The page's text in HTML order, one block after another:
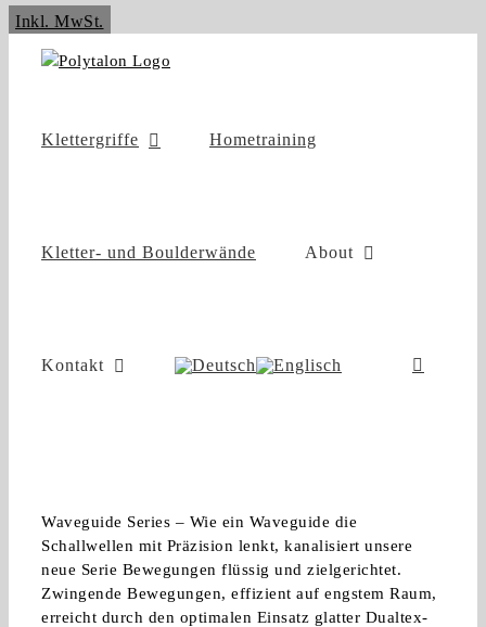
Inkl. MwSt.
springen
Klettergriffe Hometraining
Kletter- und Boulderwände About
Kontakt
Waveguide Series – Wie ein Waveguide die
Schallwellen mit Präzision lenkt, kanalisiert unsere
neue Serie Bewegungen flüssig und zielgerichtet.
Zwingende Bewegungen, effizient auf engstem Raum,
erreicht durch den optimalen Einsatz glatter Dualtex-